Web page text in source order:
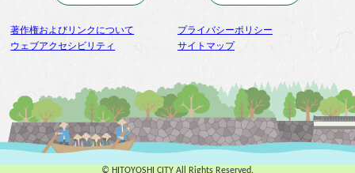
著作権およびリンクについて
プライバシーポリシー
ウェブアクセシビリティ
サイトマップ
© HITOYOSHI CITY All Rights Reserved.